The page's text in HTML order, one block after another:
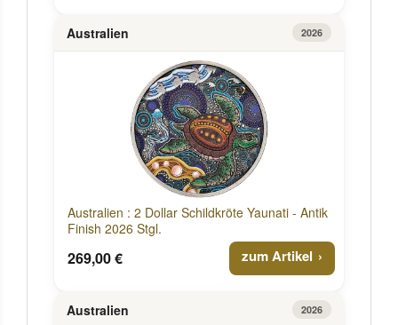
Australien 2026
Australien : 2 Dollar Schildkröte Yaunati - Antik
Finish 2026 Stgl.
269,00 € zum Artikel
Australien 2026